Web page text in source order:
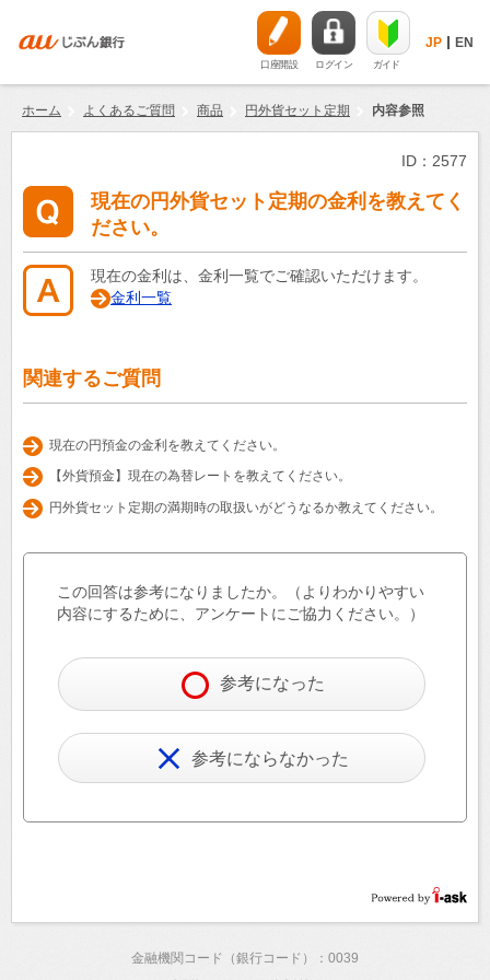
口座開設 ログイン ガイド
JP EN
ホーム よくあるご質問 商品 円外貨セット定期 内容参照
ID：2577
現在の円外貨セット定期の金利を教えてく
ださい。
現在の金利は、金利一覧でご確認いただけます。
金利一覧
関連するご質問
現在の円預金の金利を教えてください。
【外貨預金】現在の為替レートを教えてください。
円外貨セット定期の満期時の取扱いがどうなるか教えてください。
この回答は参考になりましたか。（よりわかりやすい
内容にするために、アンケートにご協力ください。）
参考になった
参考にならなかった
金融機関コード（銀行コード）：0039